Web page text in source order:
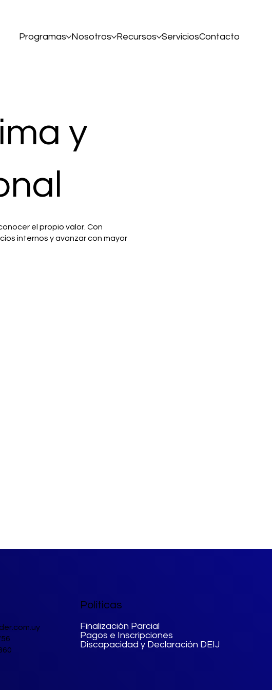
Programas Nosotros Recursos ServiciosContacto
y
el propio valor. Con
internos y avanzar con mayor
Políticas
Finalización Parcial
Pagos e Inscripciones
Discapacidad y Declaración DEIJ